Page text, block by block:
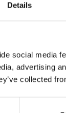
Details
social media
advertising
collected